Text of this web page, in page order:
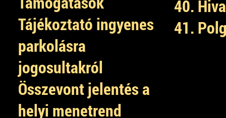
Tájékoztató ingyenes
parkolásra
jogosultakról
Összevont jelentés a
helyi menetrend
40.
41.